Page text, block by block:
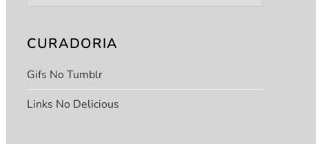
CURADORIA
Gifs No Tumblr
Links No Delicious